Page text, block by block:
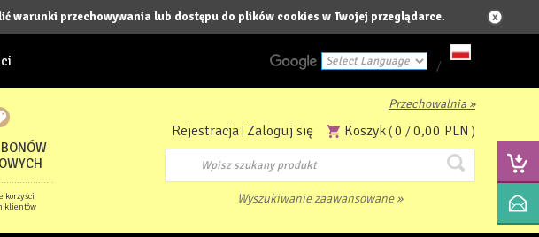
warunki przechowywania lub dostępu do plików cookies w Twojej przeglądarce.
/
korzyści
klientów
Przechowalnia »
Rejestracja Zaloguj się Koszyk (0 /0,00 PLN )
Wyszukiwanie zaawansowane »